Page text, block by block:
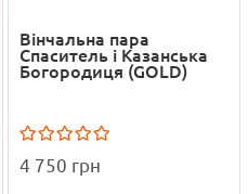
Вінчальна пара
Спаситель і Казанська
Богородиця (GOLD)
4 750 грн